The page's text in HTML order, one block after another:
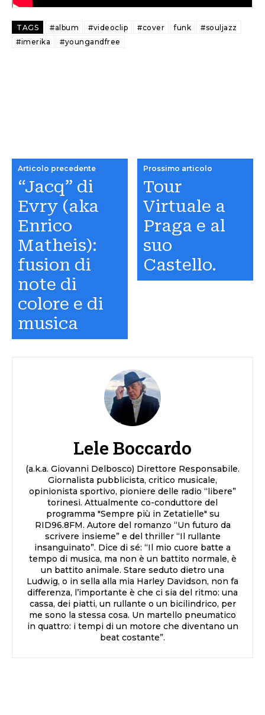
TAGS #album #videoclip #cover funk
#souljazz
#imerika
#youngandfree
Articolo precedente
“Jacq” di
Evry (aka
Enrico
Matheis):
fusion di
note di
colore e di
musica
Prossimo articolo
Tour
Virtuale a
Praga e al
suo
Castello.
Lele Boccardo
(a.k.a. Giovanni Delbosco) Direttore Responsabile.
Giornalista pubblicista, critico musicale,
opinionista sportivo, pioniere delle radio “libere”
torinesi. Attualmente co-conduttore del
programma "Sempre più in Zetatielle" su
RID96.8FM. Autore del romanzo “Un futuro da
scrivere insieme” e del thriller “Il rullante
insanguinato”. Dice di sé: “Il mio cuore batte a
tempo di musica, ma non è un battito normale, è
un battito animale. Stare seduto dietro una
Ludwig, o in sella alla mia Harley Davidson, non fa
differenza, l’importante è che ci sia del ritmo: una
cassa, dei piatti, un rullante o un bicilindrico, per
me sono la stessa cosa. Un martello pneumatico
in quattro: i tempi di un motore che diventano un
beat costante”.